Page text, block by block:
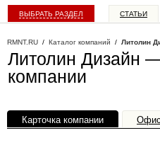
ВЫБРАТЬ РАЗДЕЛ СТАТЬИ
RMNT.RU / Каталог компаний / Литолин
Литолин Дизайн
компании
Карточка компании